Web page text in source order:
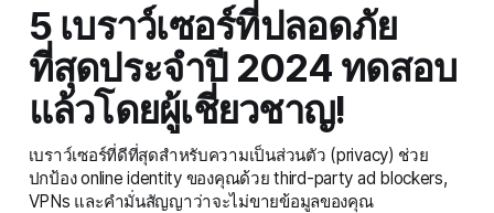
5 เบราว์เซอร์ที่ปลอดภัย
ที่สุดประจำปี 2024 ทดสอบ
แล้วโดยผู้เชี่ยวชาญ!
เบราว์เซอร์ที่ดีที่สุดสำหรับความเป็นส่วนตัว (privacy) ช่วย
ปกป้อง online identity ของคุณด้วย third-party ad blockers,
VPNs และคำมั่นสัญญาว่าจะไม่ขายข้อมูลของคุณ